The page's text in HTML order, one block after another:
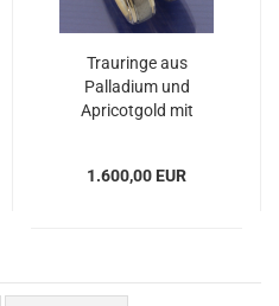
Trauringe aus
Palladium und
Apricotgold mit
1.600,00 EUR